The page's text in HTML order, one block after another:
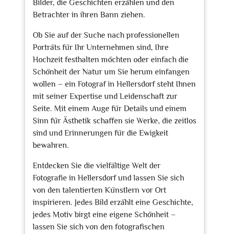
Bilder, die Geschichten erzählen und den
Betrachter in ihren Bann ziehen.
Ob Sie auf der Suche nach professionellen
Porträts für Ihr Unternehmen sind, Ihre
Hochzeit festhalten möchten oder einfach die
Schönheit der Natur um Sie herum einfangen
wollen – ein Fotograf in Hellersdorf steht Ihnen
mit seiner Expertise und Leidenschaft zur
Seite. Mit einem Auge für Details und einem
Sinn für Ästhetik schaffen sie Werke, die zeitlos
sind und Erinnerungen für die Ewigkeit
bewahren.
Entdecken Sie die vielfältige Welt der
Fotografie in Hellersdorf und lassen Sie sich
von den talentierten Künstlern vor Ort
inspirieren. Jedes Bild erzählt eine Geschichte,
jedes Motiv birgt eine eigene Schönheit –
lassen Sie sich von den fotografischen